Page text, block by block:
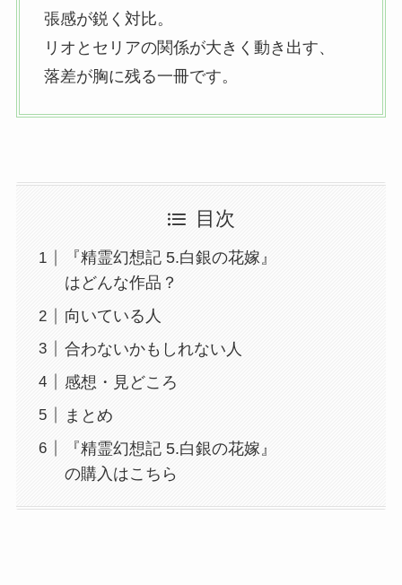
張感が鋭く対比。
リオとセリアの関係が大きく動き出す、
落差が胸に残る一冊です。
目次
『精霊幻想記 5.白銀の花嫁』
はどんな作品？
向いている人
合わないかもしれない人
感想・見どころ
まとめ
『精霊幻想記 5.白銀の花嫁』
の購入はこちら